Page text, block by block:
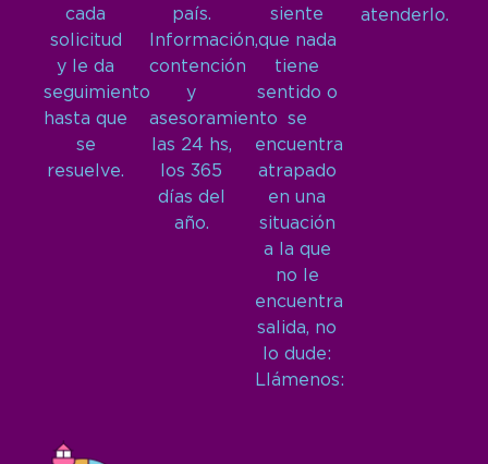
cada
solicitud
y le da
seguimiento
hasta que
se
resuelve.
país.
Información,
contención
y
asesoramiento
las 24 hs,
los 365
días del
año.
siente
que nada
tiene
sentido o
se
encuentra
atrapado
en una
situación
a la que
no le
encuentra
salida, no
lo dude:
Llámenos:
atenderlo.